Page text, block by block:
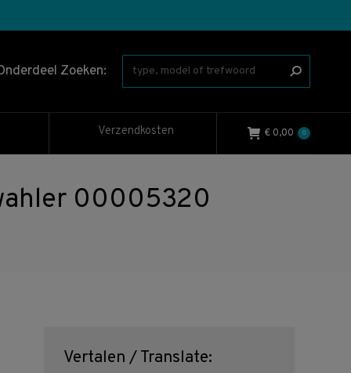
Zoeken:
Verzendkosten € 0,00 0
00005320
Vertalen / Translate: